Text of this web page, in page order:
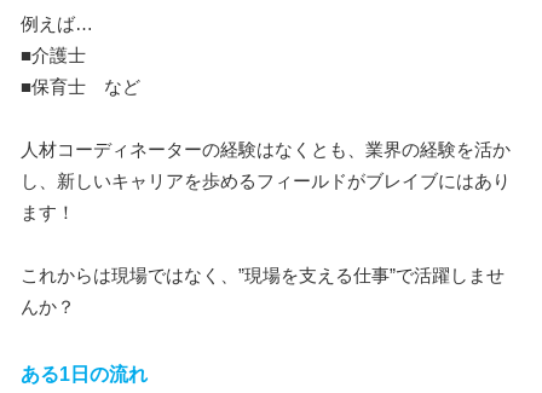
例えば…
■介護士
■保育士 など
人材コーディネーターの経験はなくとも、業界の経験を活か
し、新しいキャリアを歩めるフィールドがブレイブにはあり
ます！
これからは現場ではなく、”現場を支える仕事”で活躍しませ
んか？
ある1日の流れ